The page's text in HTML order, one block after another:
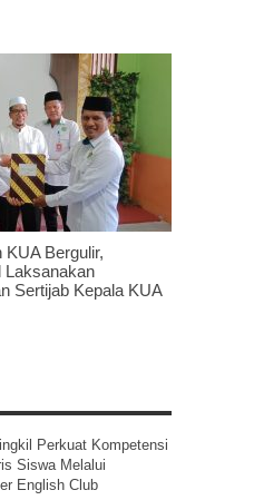
Bergulir,
Laksanakan
Sertijab Kepala KUA
Perkuat Kompetensi
Siswa Melalui
English Club